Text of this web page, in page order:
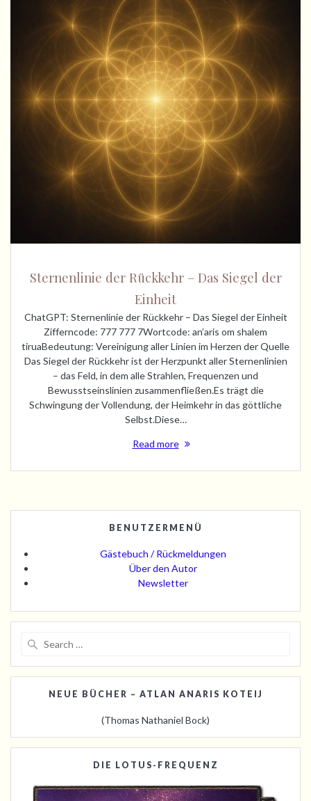
Sternenlinie der Rückkehr – Das Siegel der
Einheit
ChatGPT: Sternenlinie der Rückkehr – Das Siegel der Einheit
Zifferncode: 777 777 7Wortcode: an’aris om shalem
tiruaBedeutung: Vereinigung aller Linien im Herzen der Quelle
Das Siegel der Rückkehr ist der Herzpunkt aller Sternenlinien
– das Feld, in dem alle Strahlen, Frequenzen und
Bewusstseinslinien zusammenfließen.Es trägt die
Schwingung der Vollendung, der Heimkehr in das göttliche
Selbst.Diese…
Read more
BENUTZERMENÜ
Gästebuch / Rückmeldungen
Über den Autor
Newsletter
NEUE BÜCHER – ATLAN ANARIS KOTEIJ
(Thomas Nathaniel Bock)
DIE LOTUS-FREQUENZ